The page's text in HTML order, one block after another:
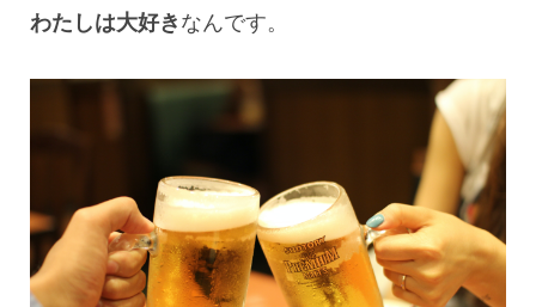
わたしは大好きなんです。